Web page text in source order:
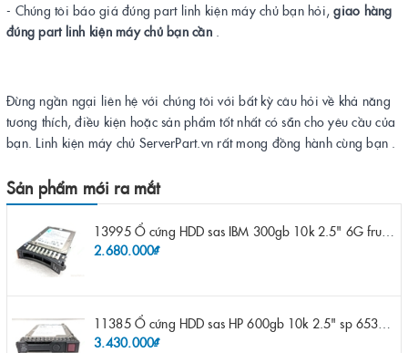
- Chúng tôi báo giá đúng part linh kiện máy chủ bạn hỏi,giao hàng
đúng part linh kiện máy chủ bạn cần.
Đừng ngần ngại liên hệ với chúng tôi với bất kỳ câu hỏi về khả năng
tương thích, điều kiện hoặc sản phẩm tốt nhất có sẵn cho yêu cầu của
bạn. Linh kiện máy chủ ServerPart.vn rất mong đồng hành cùng bạn .
Sản phẩm mới ra mắt
13995 Ổ cứng HDD sas IBM 300gb 10k 2.5" 6G fru 44W2265 opt 44W2264 pn 44W2268 ST9300503SS
2.680.000₫
11385 Ổ cứng HDD sas HP 600gb 10k 2.5" sp 653957-001 pn 619286-003 pn 641552-003 pn 689287-003 652583-B21
3.430.000₫